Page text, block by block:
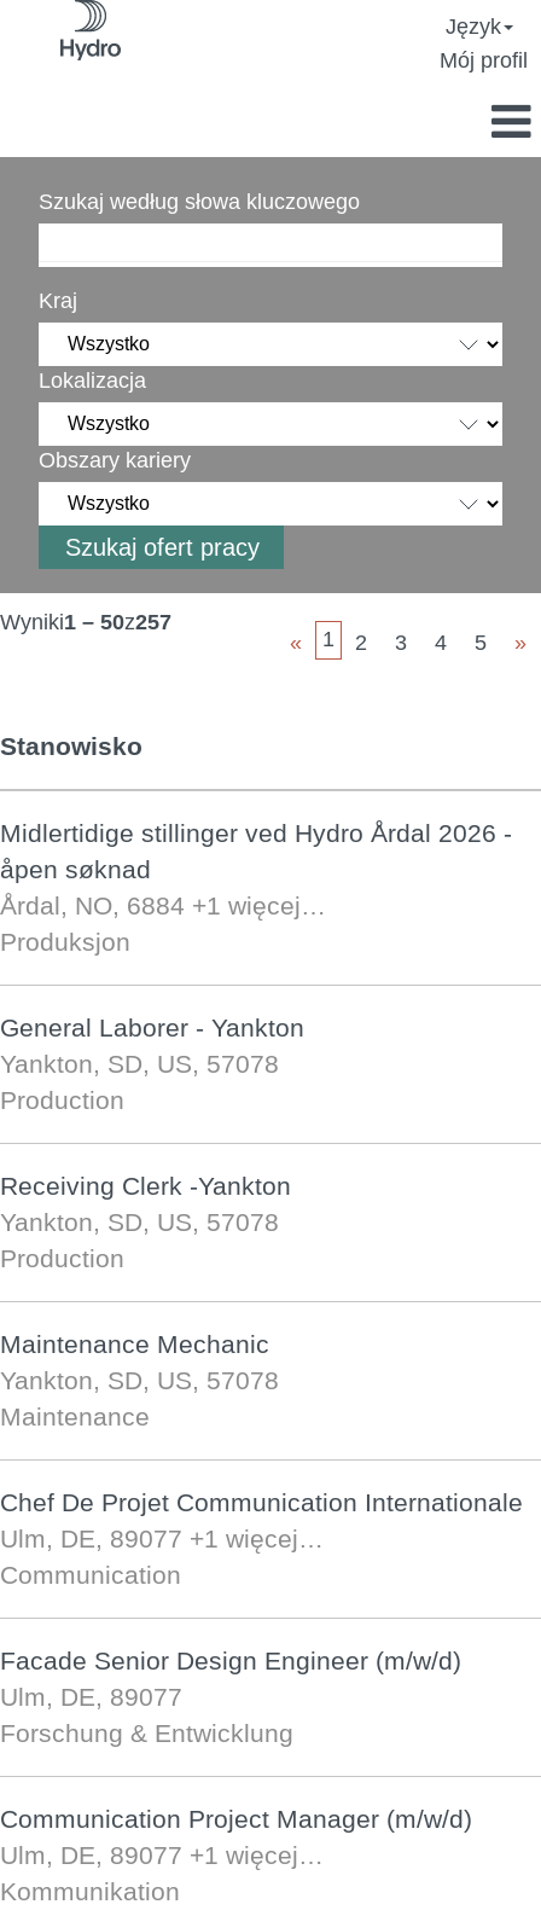
Język
Mój profil
Szukaj według słowa kluczowego
Kraj
Lokalizacja
Obszary kariery
Wyniki1 – 50z257
«
1 2 3 4 5 »
Stanowisko
Midlertidige stillinger ved Hydro Årdal 2026 -
åpen søknad
Årdal, NO, 6884 +1 więcej…
Produksjon
General Laborer - Yankton
Yankton, SD, US, 57078
Production
Receiving Clerk -Yankton
Yankton, SD, US, 57078
Production
Maintenance Mechanic
Yankton, SD, US, 57078
Maintenance
Chef De Projet Communication Internationale
Ulm, DE, 89077 +1 więcej…
Communication
Facade Senior Design Engineer (m/w/d)
Ulm, DE, 89077
Forschung & Entwicklung
Communication Project Manager (m/w/d)
Ulm, DE, 89077 +1 więcej…
Kommunikation